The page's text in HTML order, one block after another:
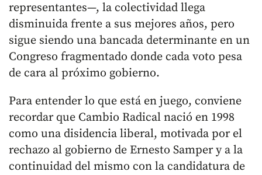
representantes—, la colectividad llega
disminuida frente a sus mejores años, pero
sigue siendo una bancada determinante en un
Congreso fragmentado donde cada voto pesa
de cara al próximo gobierno.
Para entender lo que está en juego, conviene
recordar que Cambio Radical nació en 1998
como una disidencia liberal, motivada por el
rechazo al gobierno de Ernesto Samper y a la
continuidad del mismo con la candidatura de